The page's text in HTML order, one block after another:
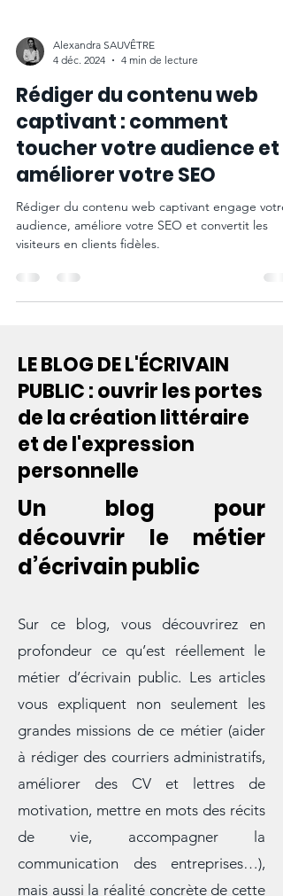
Alexandra SAUVÊTRE
4 déc. 2024
4 min de lecture
Rédiger du contenu web
captivant : comment
toucher votre audience et
améliorer votre SEO
Rédiger du contenu web captivant engage votre
visiteurs en clients fidèles.
LE BLOG DE L'ÉCRIVAIN
PUBLIC : ouvrir les portes
de la création littéraire
et de l'expression
personnelle
Un blog pour
découvrir le métier
Sur ce blog, vous découvrirez en
profondeur ce qu’est réellement le
métier d’écrivain public. Les articles
vous expliquent non seulement les
grandes missions de ce métier (aider
améliorer des CV et lettres de
motivation, mettre en mots des récits
de vie, accompagner la